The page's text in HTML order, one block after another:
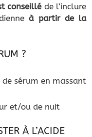
conseilléde l’inclure
à partir de la
?
sérum en massant
et/ou de nuit
À L’ACIDE